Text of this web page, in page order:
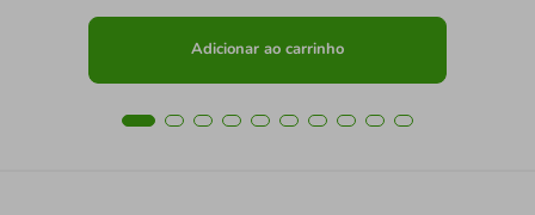
Adicionar ao carrinho